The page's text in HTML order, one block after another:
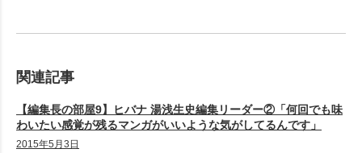
関連記事
【編集長の部屋9】ヒバナ 湯浅生史編集リーダー②「何回でも味
わいたい感覚が残るマンガがいいような気がしてるんです」
2015年5月3日